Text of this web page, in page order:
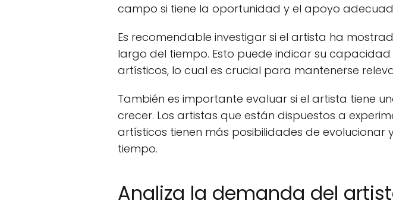
campo si tiene la oportunidad y el apoyo
Es recomendable investigar si el artista ha
largo del tiempo. Esto puede indicar su
artísticos, lo cual es crucial para mantenerse
También es importante evaluar si el artista tiene
crecer. Los artistas que están dispuestos a
artísticos tienen más posibilidades de
tiempo.
Analiza la demanda del